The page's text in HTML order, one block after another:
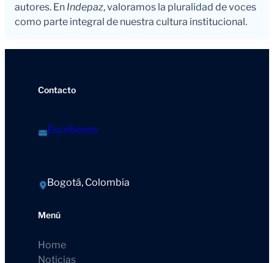
autores. En Indepaz, valoramos la pluralidad de voces
como parte integral de nuestra cultura institucional.
Contacto
Escríbenos
Bogotá, Colombia
Menú
Home
Noticias